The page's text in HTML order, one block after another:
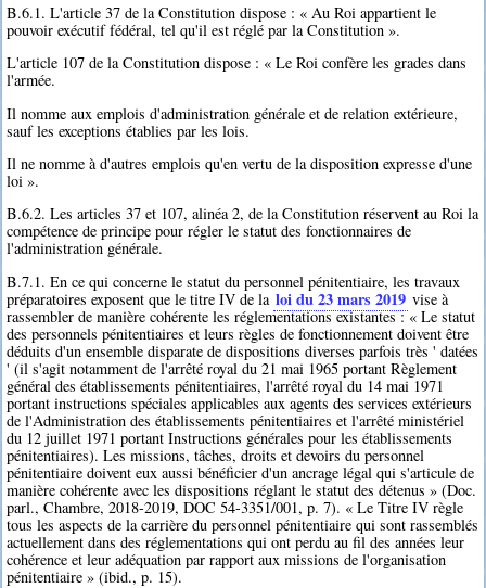
B.6.1. L'article 37 de la Constitution dispose : « Au Roi appartient le
pouvoir exécutif fédéral, tel qu'il est réglé par la Constitution ».
L'article 107 de la Constitution dispose : « Le Roi confère les grades dans
l'armée.
Il nomme aux emplois d'administration générale et de relation extérieure,
sauf les exceptions établies par les lois.
Il ne nomme à d'autres emplois qu'en vertu de la disposition expresse d'une
loi ».
B.6.2. Les articles 37 et 107, alinéa 2, de la Constitution réservent au Roi la
compétence de principe pour régler le statut des fonctionnaires de
l'administration générale.
B.7.1. En ce qui concerne le statut du personnel pénitentiaire, les travaux
préparatoires exposent que le titre IV de la loi du 23 mars 2019 vise à
rassembler de manière cohérente les réglementations existantes : « Le statut
des personnels pénitentiaires et leurs règles de fonctionnement doivent être
déduits d'un ensemble disparate de dispositions diverses parfois très ' datées
' (il s'agit notamment de l'arrêté royal du 21 mai 1965 portant Règlement
général des établissements pénitentiaires, l'arrêté royal du 14 mai 1971
portant instructions spéciales applicables aux agents des services extérieurs
de l'Administration des établissements pénitentiaires et l'arrêté ministériel
du 12 juillet 1971 portant Instructions générales pour les établissements
pénitentiaires). Les missions, tâches, droits et devoirs du personnel
pénitentiaire doivent eux aussi bénéficier d'un ancrage légal qui s'articule de
manière cohérente avec les dispositions réglant le statut des détenus » (Doc.
parl., Chambre, 2018-2019, DOC 54-3351/001, p. 7). « Le Titre IV règle
tous les aspects de la carrière du personnel pénitentiaire qui sont rassemblés
actuellement dans des réglementations qui ont perdu au fil des années leur
cohérence et leur adéquation par rapport aux missions de l'organisation
pénitentiaire » (ibid., p. 15).